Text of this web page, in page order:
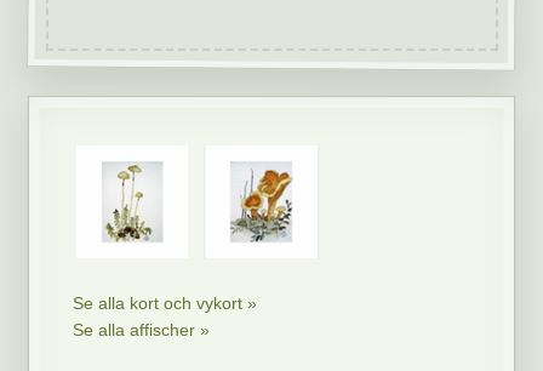
Se alla kort och vykort »
Se alla affischer »